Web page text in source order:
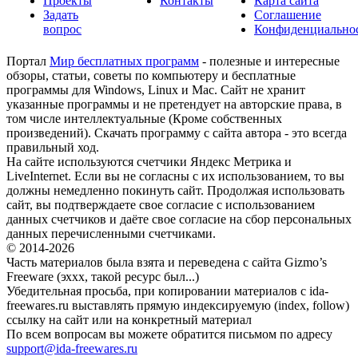
Задать
вопрос
Соглашение
Портал Мир бесплатных программ - полезные и интересные
обзоры, статьи, советы по компьютеру и бесплатные
программы для Windows, Linux и Mac. Сайт не хранит
указанные программы и не претендует на авторские права, в
том числе интеллектуальные (Кроме собственных
произведений). Скачать программу с сайта автора - это всегда
правильный ход.
На сайте используются счетчики Яндекс Метрика и
LiveInternet. Если вы не согласны с их использованием, то вы
должны немедленно покинуть сайт. Продолжая использовать
сайт, вы подтверждаете свое согласие с использованием
данных счетчиков и даёте свое согласие на сбор персональных
данных перечисленными счетчиками.
© 2014-2026
Часть материалов была взята и переведена с сайта Gizmo’s
Freeware (эххх, такой ресурс был...)
Убедительная просьба, при копировании материалов с ida-
freewares.ru выставлять прямую индексируемую (index, follow)
ссылку на сайт или на конкретный материал
По всем вопросам вы можете обратится письмом по адресу
support@ida-freewares.ru